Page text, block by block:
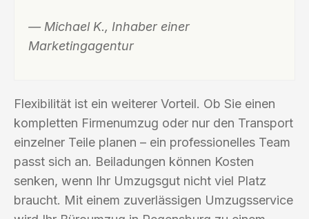
— Michael K., Inhaber einer
Marketingagentur
Flexibilität ist ein weiterer Vorteil. Ob Sie einen
kompletten Firmenumzug oder nur den Transport
einzelner Teile planen – ein professionelles Team
passt sich an. Beiladungen können Kosten
senken, wenn Ihr Umzugsgut nicht viel Platz
braucht. Mit einem zuverlässigen Umzugsservice